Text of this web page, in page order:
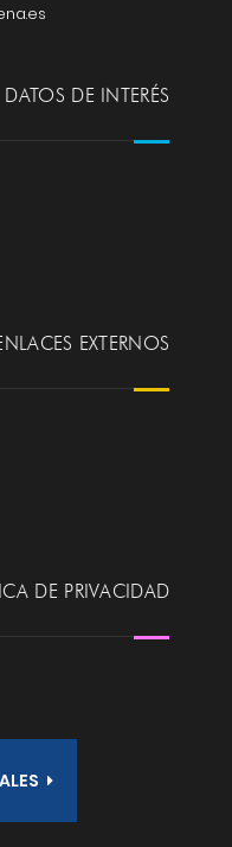
DATOS DE INTERÉS
EXTERNOS
DE PRIVACIDAD